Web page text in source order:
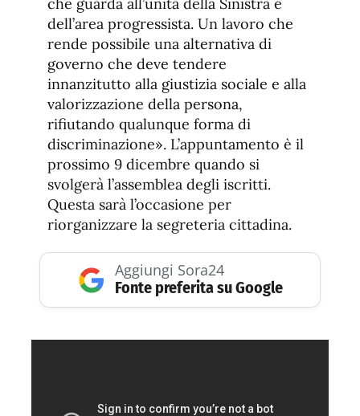
che guarda all’unità della Sinistra e
dell’area progressista. Un lavoro che
rende possibile una alternativa di
governo che deve tendere
innanzitutto alla giustizia sociale e alla
valorizzazione della persona,
rifiutando qualunque forma di
discriminazione». L’appuntamento è il
prossimo 9 dicembre quando si
svolgerà l’assemblea degli iscritti.
Questa sarà l’occasione per
riorganizzare la segreteria cittadina.
Aggiungi Sora24
Fonte preferita su Google